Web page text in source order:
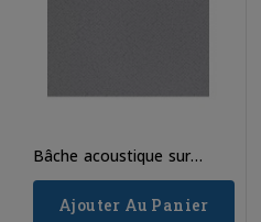
Bâche acoustique sur
mesure
Ajouter Au Panier